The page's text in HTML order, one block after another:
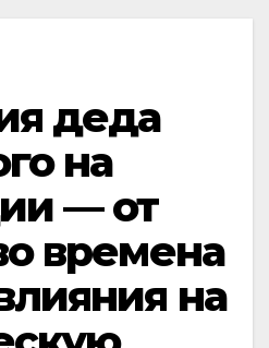
деда
на
— от
времена
на